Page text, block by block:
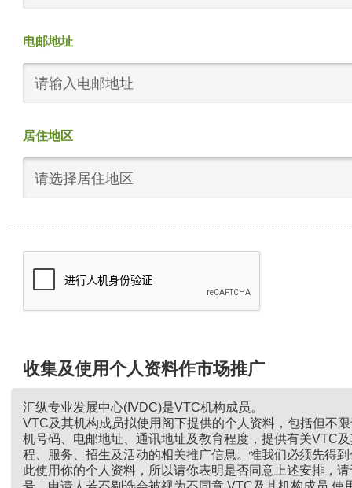
电邮地址
居住地区
请选择居住地区
收集及使用个人资料作市场推广
汇纵专业发展中心(IVDC)是VTC机构成员。
VTC及其机构成员拟使用阁下提供的个人资料，包括但不
机号码、电邮地址、通讯地址及教育程度，提供有关VTC
程、服务、招生及活动的相关推广信息。惟我们必须先得
此使用你的个人资料，所以请你表明是否同意上述安排，